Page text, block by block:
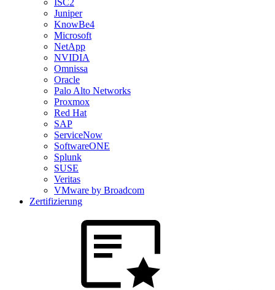
ISC2
Juniper
KnowBe4
Microsoft
NetApp
NVIDIA
Omnissa
Oracle
Palo Alto Networks
Proxmox
Red Hat
SAP
ServiceNow
SoftwareONE
Splunk
SUSE
Veritas
VMware by Broadcom
Zertifizierung